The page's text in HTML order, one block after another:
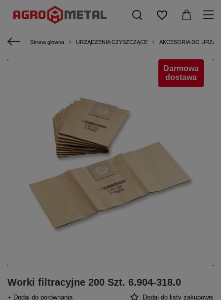
Strona główna URZĄDZENIA CZYSZCZĄCE AKCESORIA DO
Darmowa
dostawa
Worki filtracyjne 200 Szt. 6.904-318.0
+ Dodaj do porównania Dodaj do listy zakupowej